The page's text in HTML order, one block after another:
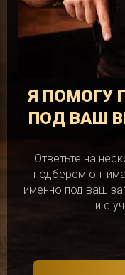
Я ПОМОГУ
ПОД ВАШ
Ответьте на
подберем
именно под ваш
и с